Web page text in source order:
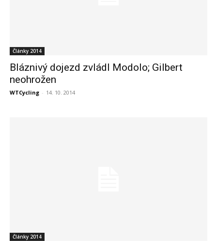
Články 2014
Bláznivý dojezd zvládl Modolo; Gilbert
neohrožen
WTCycling - 14. 10. 2014
Články 2014